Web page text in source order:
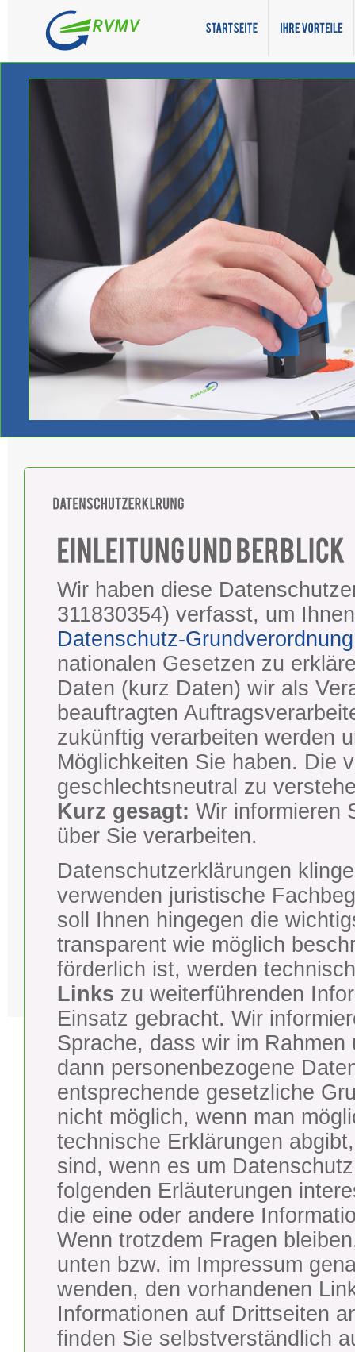
Wir haben diese
311830354) verfasst, um
Datenschutz-
nationalen Gesetzen zu
Daten (kurz Daten) wir als
beauftragten
zukünftig verarbeiten werden
Möglichkeiten Sie haben. Die
geschlechtsneutral zu
Kurz gesagt: Wir informieren
über Sie verarbeiten.
Datenschutzerklärungen
verwenden juristische
soll Ihnen hingegen die
transparent wie möglich
förderlich ist, werden
Links zu weiterführenden
Einsatz gebracht. Wir
Sprache, dass wir im
dann personenbezogene
entsprechende gesetzliche
nicht möglich, wenn man
technische Erklärungen
sind, wenn es um
folgenden Erläuterungen
die eine oder andere
Wenn trotzdem Fragen
unten bzw. im Impressum
wenden, den vorhandenen
Informationen auf Drittseiten
finden Sie selbstverständlich